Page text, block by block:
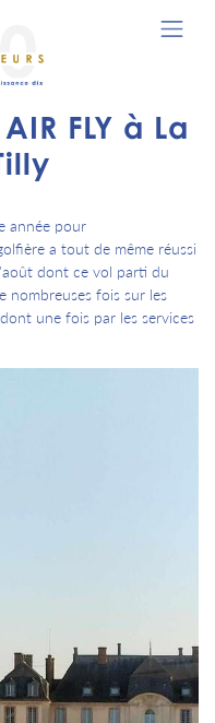
FLY à La
année pour
a tout de même réussi
dont ce vol parti du
nombreuses fois sur les
une fois par les services